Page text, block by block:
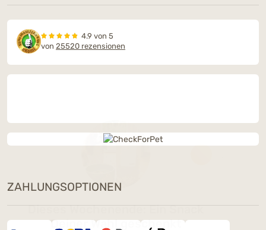
4.9 von 5
von 25520 rezensionen
ZAHLUNGSOPTIONEN
Dieses Wochenende: Ein Snack
Deiner Wahl geschenkt